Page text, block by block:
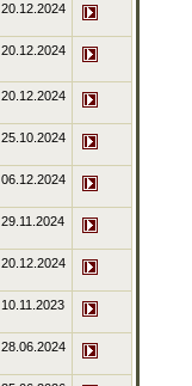
20.12.2024
20.12.2024
20.12.2024
25.10.2024
06.12.2024
29.11.2024
20.12.2024
10.11.2023
28.06.2024